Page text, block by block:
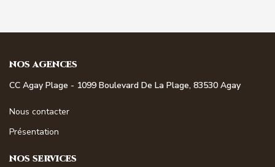
NOS AGENCES
CC Agay Plage - 1099 Boulevard De La Plage, 83530 Agay
Nous contacter
Présentation
NOS SERVICES